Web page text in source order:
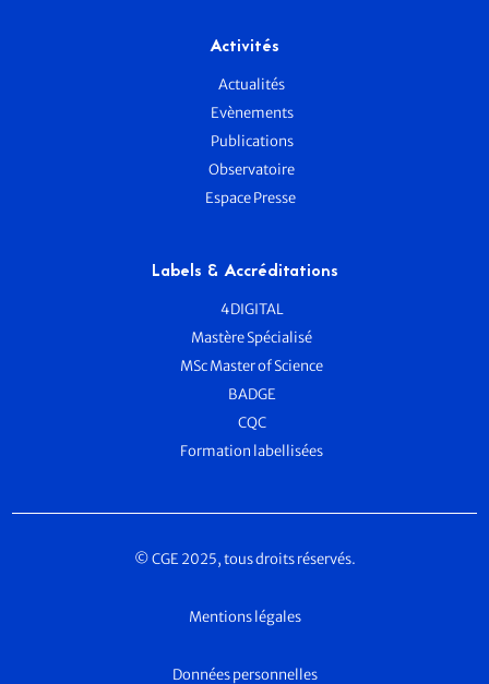
Activités
Actualités
Evènements
Publications
Observatoire
Espace Presse
Labels & Accréditations
4DIGITAL
Mastère Spécialisé
MSc Master of Science
BADGE
CQC
Formation labellisées
© CGE 2025, tous droits réservés.
Mentions légales
Données personnelles